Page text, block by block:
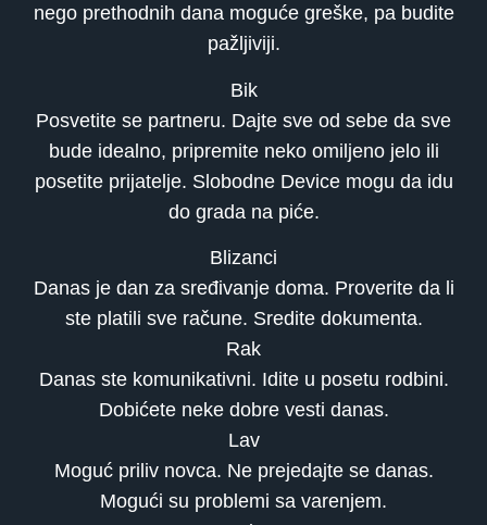
nego prethodnih dana moguće greške, pa budite
pažljiviji.
Bik
Posvetite se partneru. Dajte sve od sebe da sve
bude idealno, pripremite neko omiljeno jelo ili
posetite prijatelje. Slobodne Device mogu da idu
do grada na piće.
Blizanci
Danas je dan za sređivanje doma. Proverite da li
ste platili sve račune. Sredite dokumenta.
Rak
Danas ste komunikativni. Idite u posetu rodbini.
Dobićete neke dobre vesti danas.
Lav
Moguć priliv novca. Ne prejedajte se danas.
Mogući su problemi sa varenjem.